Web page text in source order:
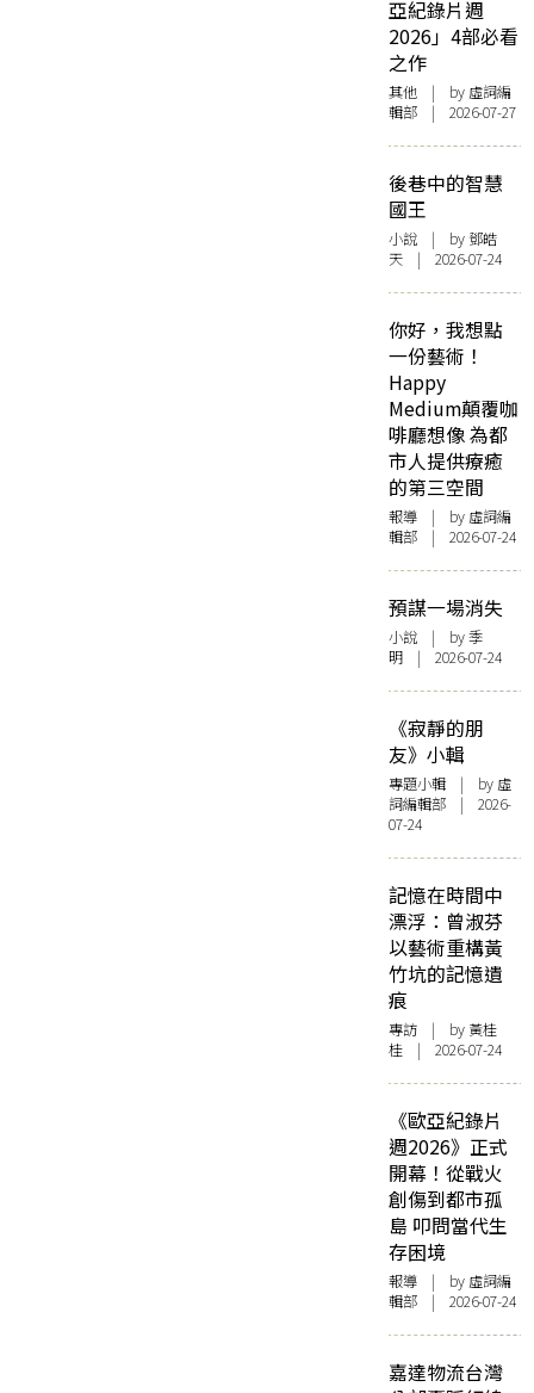
亞紀錄片週
2026」4部必看
之作
其他 | by 虛詞編
輯部 | 2026-07-27
後巷中的智慧
國王
小說 | by 鄧皓
天 | 2026-07-24
你好，我想點
一份藝術！
Happy
Medium顛覆咖
啡廳想像 為都
市人提供療癒
的第三空間
報導 | by 虛詞編
輯部 | 2026-07-24
預謀一場消失
小說 | by 季
明 | 2026-07-24
《寂靜的朋
友》小輯
專題小輯 | by 虛
詞編輯部 | 2026-
07-24
記憶在時間中
漂浮：曾淑芬
以藝術重構黃
竹坑的記憶遺
痕
專訪 | by 黃桂
桂 | 2026-07-24
《歐亞紀錄片
週2026》正式
開幕！從戰火
創傷到都市孤
島 叩問當代生
存困境
報導 | by 虛詞編
輯部 | 2026-07-24
嘉達物流台灣